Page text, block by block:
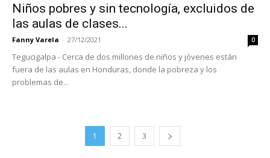
Niños pobres y sin tecnología, excluidos de
las aulas de clases...
Fanny Varela - 27/12/2021 0
Tegucigalpa - Cerca de dos millones de niños y jóvenes están
fuera de las aulas en Honduras, donde la pobreza y los
problemas de...
1 2 3